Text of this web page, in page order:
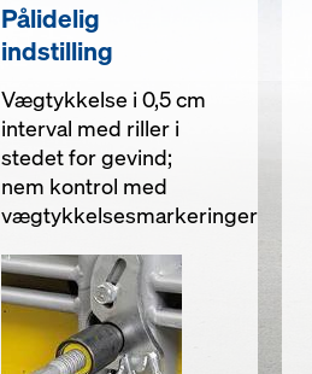
Pålidelig
indstilling
Vægtykkelse i 0,5 cm
interval med riller i
stedet for gevind;
nem kontrol med
vægtykkelsesmarkeringer